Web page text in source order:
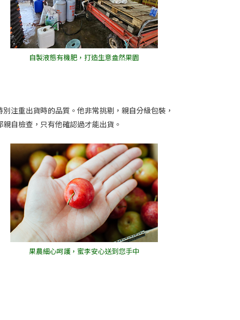
自製液態有機肥，打造生意盎然果園
注重出貨時的品質。他非常挑剔，親自分級包裝，
自檢查，只有他確認過才能出貨。
果農細心呵護，蜜李安心送到您手中